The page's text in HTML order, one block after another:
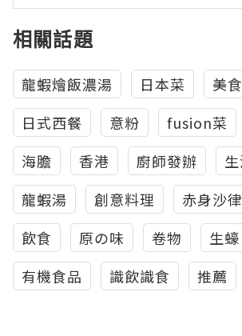
相關話題
龍蝦燴飯濃湯 日本菜
美食
日式西餐
意粉 fusion菜
海膽
香港 廚師發辦
龍蝦湯
創意料理 赤身沙律
飲食
原の味 卷物
生蠔
有機食品
識飲識食 推薦